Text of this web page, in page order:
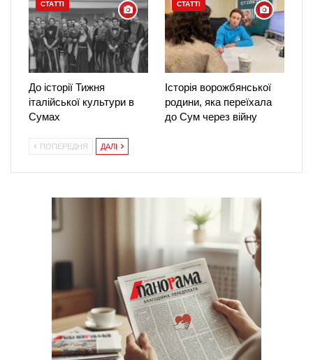
СТАТТІ
До історії Тижня
італійської культури в
Сумах
СТАТТІ
Історія ворожбянської
родини, яка переїхала
до Сум через війну
ПОПЕРЕДНЯ ДАЛІ